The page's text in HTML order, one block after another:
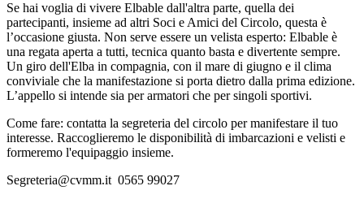
Se hai voglia di vivere Elbable dall'altra parte, quella dei
partecipanti, insieme ad altri Soci e Amici del Circolo, questa è
l’occasione giusta. Non serve essere un velista esperto: Elbable è
una regata aperta a tutti, tecnica quanto basta e divertente sempre.
Un giro dell'Elba in compagnia, con il mare di giugno e il clima
conviviale che la manifestazione si porta dietro dalla prima edizione.
L’appello si intende sia per armatori che per singoli sportivi.
Come fare: contatta la segreteria del circolo per manifestare il tuo
interesse. Raccoglieremo le disponibilità di imbarcazioni e velisti e
formeremo l'equipaggio insieme.
Segreteria@cvmm.it 0565 99027